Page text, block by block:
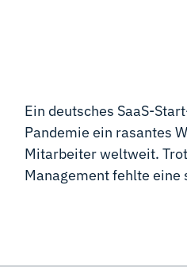
Ein deutsches SaaS-
Pandemie ein rasantes
Mitarbeiter weltweit.
Management fehlte